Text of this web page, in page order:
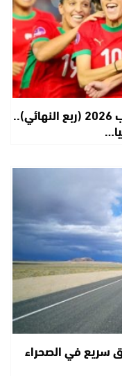
كأس أمم إفريقيا للسيدات – المغرب 2026 (ربع النهائي)..
سريع في الصحراء